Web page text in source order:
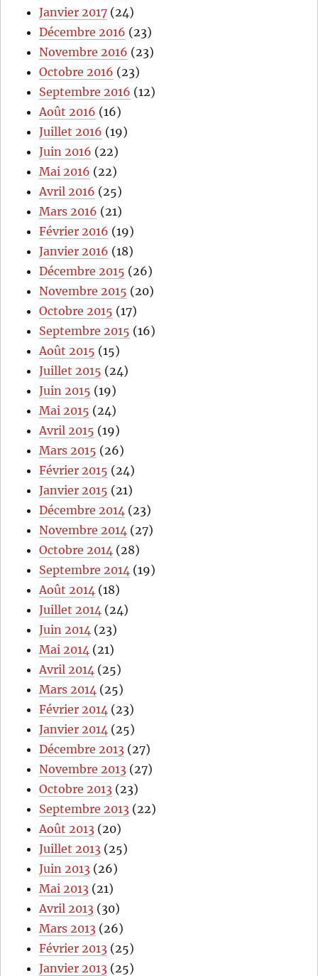
Janvier 2017 (24)
Décembre 2016 (23)
Novembre 2016 (23)
Octobre 2016 (23)
Septembre 2016 (12)
Août 2016 (16)
Juillet 2016 (19)
Juin 2016 (22)
Mai 2016 (22)
Avril 2016 (25)
Mars 2016 (21)
Février 2016 (19)
Janvier 2016 (18)
Décembre 2015 (26)
Novembre 2015 (20)
Octobre 2015 (17)
Septembre 2015 (16)
Août 2015 (15)
Juillet 2015 (24)
Juin 2015 (19)
Mai 2015 (24)
Avril 2015 (19)
Mars 2015 (26)
Février 2015 (24)
Janvier 2015 (21)
Décembre 2014 (23)
Novembre 2014 (27)
Octobre 2014 (28)
Septembre 2014 (19)
Août 2014 (18)
Juillet 2014 (24)
Juin 2014 (23)
Mai 2014 (21)
Avril 2014 (25)
Mars 2014 (25)
Février 2014 (23)
Janvier 2014 (25)
Décembre 2013 (27)
Novembre 2013 (27)
Octobre 2013 (23)
Septembre 2013 (22)
Août 2013 (20)
Juillet 2013 (25)
Juin 2013 (26)
Mai 2013 (21)
Avril 2013 (30)
Mars 2013 (26)
Février 2013 (25)
Janvier 2013 (25)